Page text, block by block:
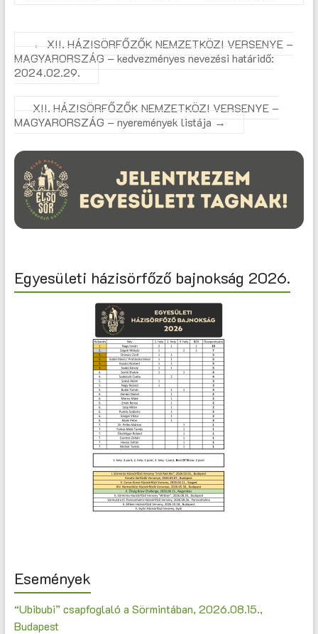
←
XII. HÁZISÖRFŐZŐK NEMZETKÖZI VERSENYE –
MAGYARORSZÁG – kedvezményes nevezési határidő:
2024.02.29.
XII. HÁZISÖRFŐZŐK NEMZETKÖZI VERSENYE –
MAGYARORSZÁG – nyeremények listája →
Egyesületi házisörfőző bajnokság 2026.
Események
“Ubibubi” csapfoglaló a Sörmintában, 2026.08.15.,
Budapest